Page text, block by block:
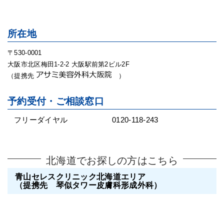
所在地
〒530-0001
大阪市北区梅田1-2-2 大阪駅前第2ビル2F
（提携先
）
予約受付・ご相談窓口
フリーダイヤル 0120-118-243
北海道でお探しの方はこちら
青山セレスクリニック北海道エリア
（提携先 琴似タワー皮膚科形成外科）